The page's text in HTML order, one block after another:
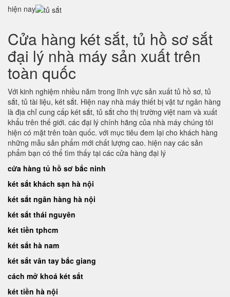
hiện nay
Cửa hàng két sắt, tủ hồ sơ sắt
đại lý nhà máy sản xuất trên
toàn quốc
Với kinh nghiệm nhiều năm trong lĩnh vực sản xuất tủ hồ sơ, tủ
sắt, tủ tài liệu, két sắt. Hiện nay nhà máy thiết bị vật tư ngân hàng
là địa chỉ cung cấp két sắt, tủ sắt cho thị trường việt nam và xuất
khẩu trên thế giới. các đại lý chính hãng của nhà máy chúng tôi
hiện có mặt trên toàn quốc. với mục tiêu đem lại cho khách hàng
những mẫu sản phẩm mới chất lượng cao. hiện nay các sản
phẩm bạn có thể tìm thấy tại các cửa hàng đại lý
cửa hàng tủ hồ sơ bắc ninh
két sắt khách sạn hà nội
két sắt ngân hàng hà nội
két sắt thái nguyên
két tiền tphcm
két sắt hà nam
két sắt vân tay bắc giang
cách mở khoá két sắt
két tiền hà nội